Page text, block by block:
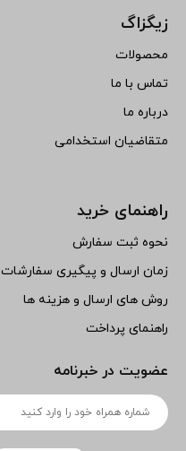
زیگزاگ
محصولات
تماس با ما
درباره ما
متقاضیان استخدامی
راهنمای خرید
نحوه ثبت سفارش
زمان ارسال و پیگیری سفارشات
روش های ارسال و هزینه ها
راهنمای پرداخت
عضویت در خبرنامه